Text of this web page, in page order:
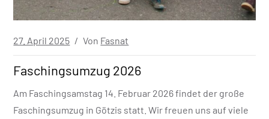
Veröffentlicht
in
27. April 2025 Von Fasnat
Faschingsumzug 2026
Am Faschingsamstag 14. Februar 2026 findet der große
Faschingsumzug in Götzis statt. Wir freuen uns auf viele